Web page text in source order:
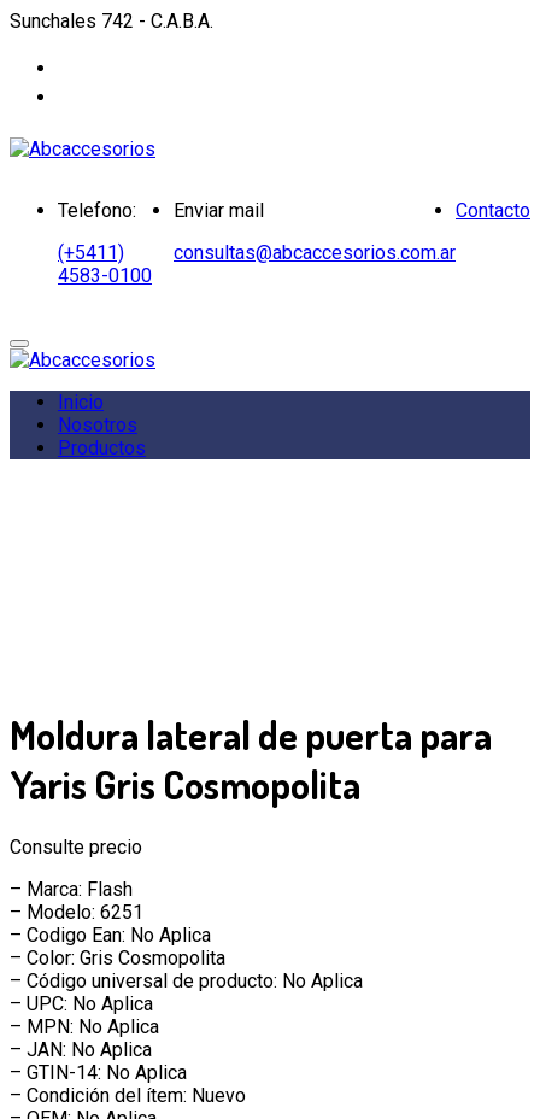
Sunchales 742 - C.A.B.A.
Telefono:
(+5411)
4583-0100
Enviar mail
consultas@abcaccesorios.com.ar
Contacto
Inicio
Nosotros
Productos
Moldura lateral de puerta para
Yaris Gris Cosmopolita
Consulte precio
– Marca: Flash
– Modelo: 6251
– Codigo Ean: No Aplica
– Color: Gris Cosmopolita
– Código universal de producto: No Aplica
– UPC: No Aplica
– MPN: No Aplica
– JAN: No Aplica
– GTIN-14: No Aplica
– Condición del ítem: Nuevo